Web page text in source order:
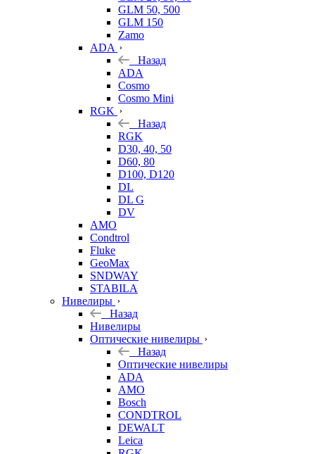
GLM 50, 500
GLM 150
Zamo
ADA
Назад
ADA
Cosmo
Cosmo Mini
RGK
Назад
RGK
D30, 40, 50
D60, 80
D100, D120
DL
DL G
DV
AMO
Condtrol
Fluke
GeoMax
SNDWAY
STABILA
Нивелиры
Назад
Нивелиры
Оптические нивелиры
Назад
Оптические нивелиры
ADA
AMO
Bosch
CONDTROL
DEWALT
Leica